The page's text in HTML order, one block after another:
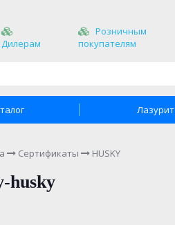
Дилерам
Розничным
покупателям
Лазурит
Сертификаты HUSKY
husky